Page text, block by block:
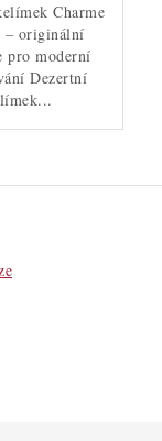
Charme
– originální
pro moderní
Dezertní